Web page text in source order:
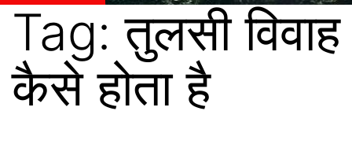
Tag:तुलसी विवाह
कैसे होता है